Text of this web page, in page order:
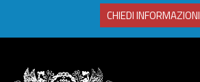
CHIEDI INFORMAZIONI